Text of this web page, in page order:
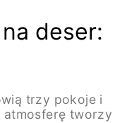
deser:
trzy pokoje i
atmosferę tworzy